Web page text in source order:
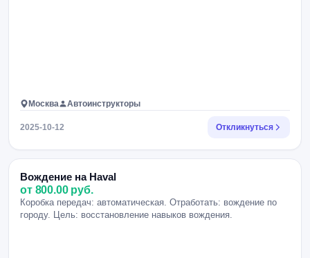
Москва Автоинструкторы
2025-10-12 Откликнуться
Вождение на Haval
от 800.00 руб.
Коробка передач: автоматическая. Отработать: вождение по
городу. Цель: восстановление навыков вождения.